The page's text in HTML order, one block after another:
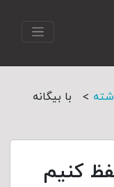
>
با بیگانه
کنیم